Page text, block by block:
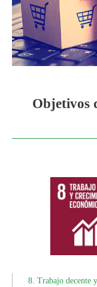
Objetivos
8. Trabajo decente